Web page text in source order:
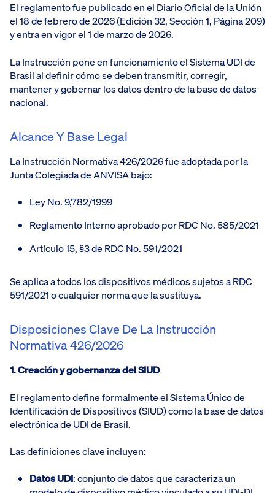
El reglamento fue publicado en el Diario Oficial de la Unión
el 18 de febrero de 2026 (Edición 32, Sección 1, Página 209)
y entra en vigor el 1 de marzo de 2026.
La Instrucción pone en funcionamiento el Sistema UDI de
Brasil al definir cómo se deben transmitir, corregir,
mantener y gobernar los datos dentro de la base de datos
nacional.
Alcance Y Base Legal
La Instrucción Normativa 426/2026 fue adoptada por la
Junta Colegiada de ANVISA bajo:
Ley No. 9,782/1999
Reglamento Interno aprobado por RDC No. 585/2021
Artículo 15, §3 de RDC No. 591/2021
Se aplica a todos los dispositivos médicos sujetos a RDC
591/2021 o cualquier norma que la sustituya.
Disposiciones Clave De La Instrucción
Normativa 426/2026
1. Creación y gobernanza del SIUD
El reglamento define formalmente el Sistema Único de
Identificación de Dispositivos (SIUD) como la base de datos
electrónica de UDI de Brasil.
Las definiciones clave incluyen:
Datos UDI: conjunto de datos que caracteriza un